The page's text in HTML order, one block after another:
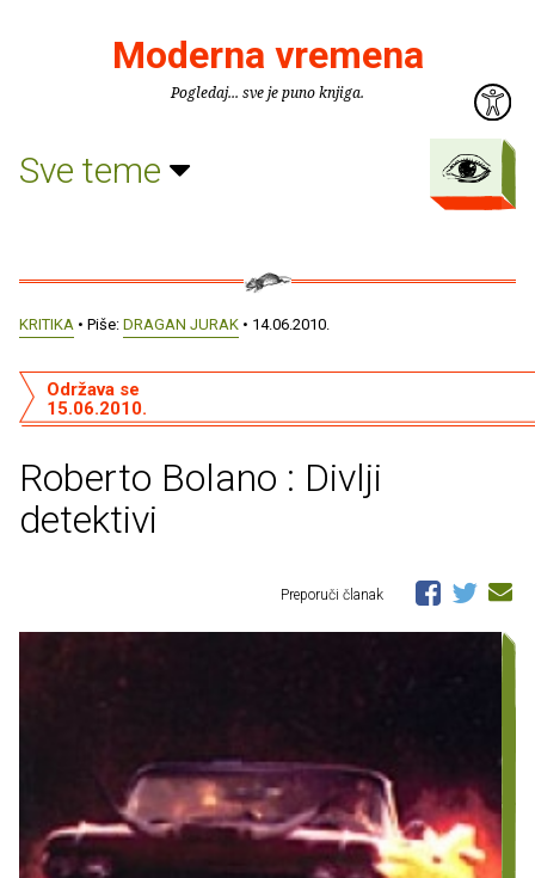
Moderna vremena
Pogledaj... sve je puno knjiga.
Sve teme
KRITIKA • Piše: DRAGAN JURAK • 14.06.2010.
Roberto Bolano : Divlji
detektivi
Održava se
15.06.2010.
Preporuči članak